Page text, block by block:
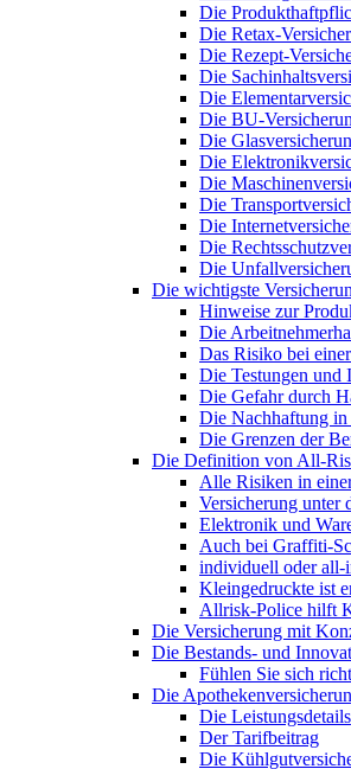
Die
Die Retax-
Die Rezept-
Die
Die
Die BU-
Die
Die
Die
Die
Die
Die
Die
Die wichtigste
Hinweise zur
Die
Das Risiko bei
Die Testungen und
Die Gefahr durch
Die Nachhaftung
Die Grenzen der
Die Definition von All-
Alle Risiken in
Versicherung unter
Elektronik und
Auch bei Graffiti-
individuell oder all-
Kleingedruckte ist
Allrisk-Police hilft
Die Versicherung mit
Die Bestands- und
Fühlen Sie sich
Die
Die Leistungsdetails
Der Tarifbeitrag
Die